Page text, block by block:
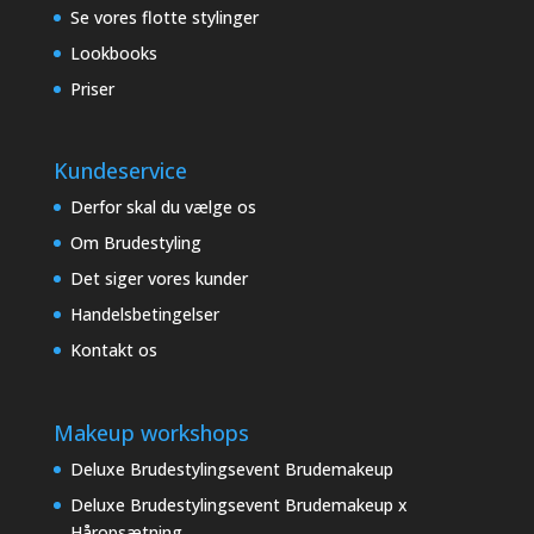
Se vores flotte stylinger
Lookbooks
Priser
Kundeservice
Derfor skal du vælge os
Om Brudestyling
Det siger vores kunder
Handelsbetingelser
Kontakt os
Makeup workshops
Deluxe Brudestylingsevent Brudemakeup
Deluxe Brudestylingsevent Brudemakeup x